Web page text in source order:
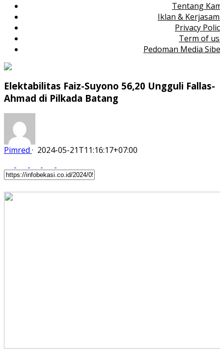
Tentang
Iklan &
Privacy
Term of
Pedoman Media
Elektabilitas Faiz-Suyono 56,20 Ungguli Fallas-
Ahmad di Pilkada Batang
Pimred · 2024-05-21T11:16:17+07:00